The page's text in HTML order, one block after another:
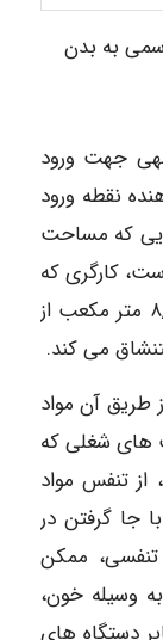
جهت ورود
نقطه ورود
که مساحت
۹۰ متر مربع است، کارگری که
یک کار متوسط انجام می دهد، حدود ۸٫۵ متر مکعب از
می کند.
طریق آن مواد
های شغلی که
از تنفس مواد
جا گرفتن در
ممکن
وسیله خون،
دستگاه های